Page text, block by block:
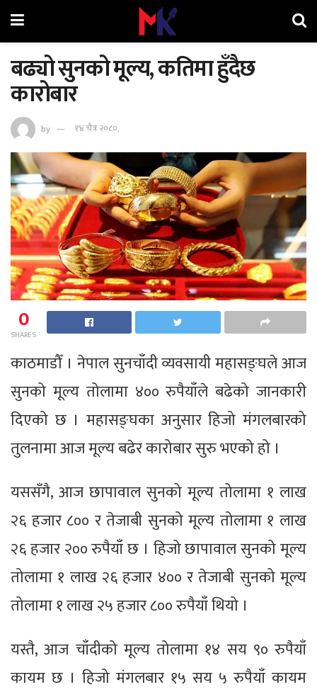
बढ्यो सुनको मूल्य, कतिमा हुँदैछ
कारोबार
by १४ चैत्र २०८०,
0
SHARES
काठमाडौँ । नेपाल सुनचाँदी व्यवसायी महासङ्घले आज
सुनको मूल्य तोलामा ४०० रुपैयाँले बढेको जानकारी
दिएको छ । महासङ्घका अनुसार हिजो मंगलबारको
तुलनामा आज मूल्य बढेर कारोबार सुरु भएको हो ।
यससँगै, आज छापावाल सुनको मूल्य तोलामा १ लाख
२६ हजार ८०० र तेजाबी सुनको मूल्य तोलामा १ लाख
२६ हजार २०० रुपैयाँ छ । हिजो छापावाल सुनको मूल्य
तोलामा १ लाख २६ हजार ४०० र तेजाबी सुनको मूल्य
तोलामा १ लाख २५ हजार ८०० रुपैयाँ थियो ।
यस्तै, आज चाँदीको मूल्य तोलामा १४ सय ९० रुपैयाँ
कायम छ । हिजो मंगलबार १५ सय ५ रुपैयाँ कायम